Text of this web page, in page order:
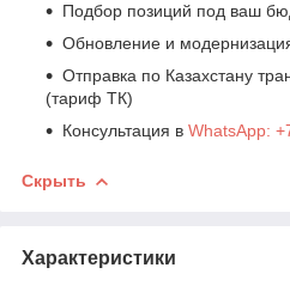
Подбор позиций под ваш
Обновление и
Отправка по Казахстану
(тариф ТК)
Консультация в WhatsApp:
Скрыть
Характеристики